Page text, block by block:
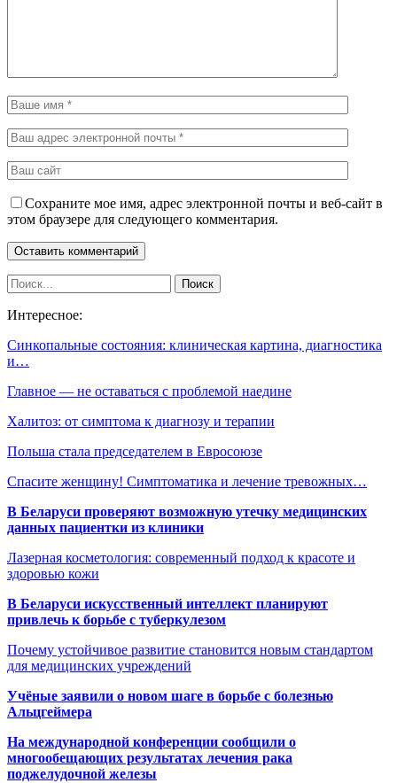
Сохраните мое имя, адрес электронной почты и веб-сайт в
этом браузере для следующего комментария.
Интересное:
Синкопальные состояния: клиническая картина, диагностика
и…
Главное — не оставаться с проблемой наедине
Халитоз: от симптома к диагнозу и терапии
Польша стала председателем в Евросоюзе
Спасите женщину! Симптоматика и лечение тревожных…
В Беларуси проверяют возможную утечку медицинских
данных пациентки из клиники
Лазерная косметология: современный подход к красоте и
здоровью кожи
В Беларуси искусственный интеллект планируют
привлечь к борьбе с туберкулезом
Почему устойчивое развитие становится новым стандартом
для медицинских учреждений
Учёные заявили о новом шаге в борьбе с болезнью
Альцгеймера
На международной конференции сообщили о
многообещающих результатах лечения рака
поджелудочной железы